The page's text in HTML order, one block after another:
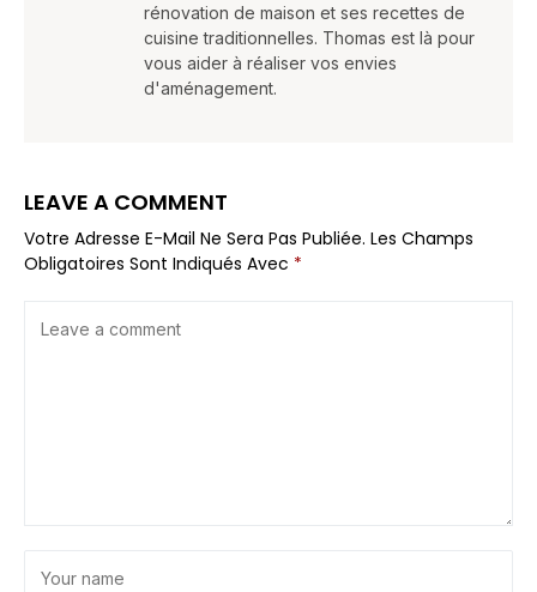
rénovation de maison et ses recettes de
cuisine traditionnelles. Thomas est là pour
vous aider à réaliser vos envies
d'aménagement.
LEAVE A COMMENT
Votre Adresse E-Mail Ne Sera Pas Publiée. Les Champs
Obligatoires Sont Indiqués Avec *